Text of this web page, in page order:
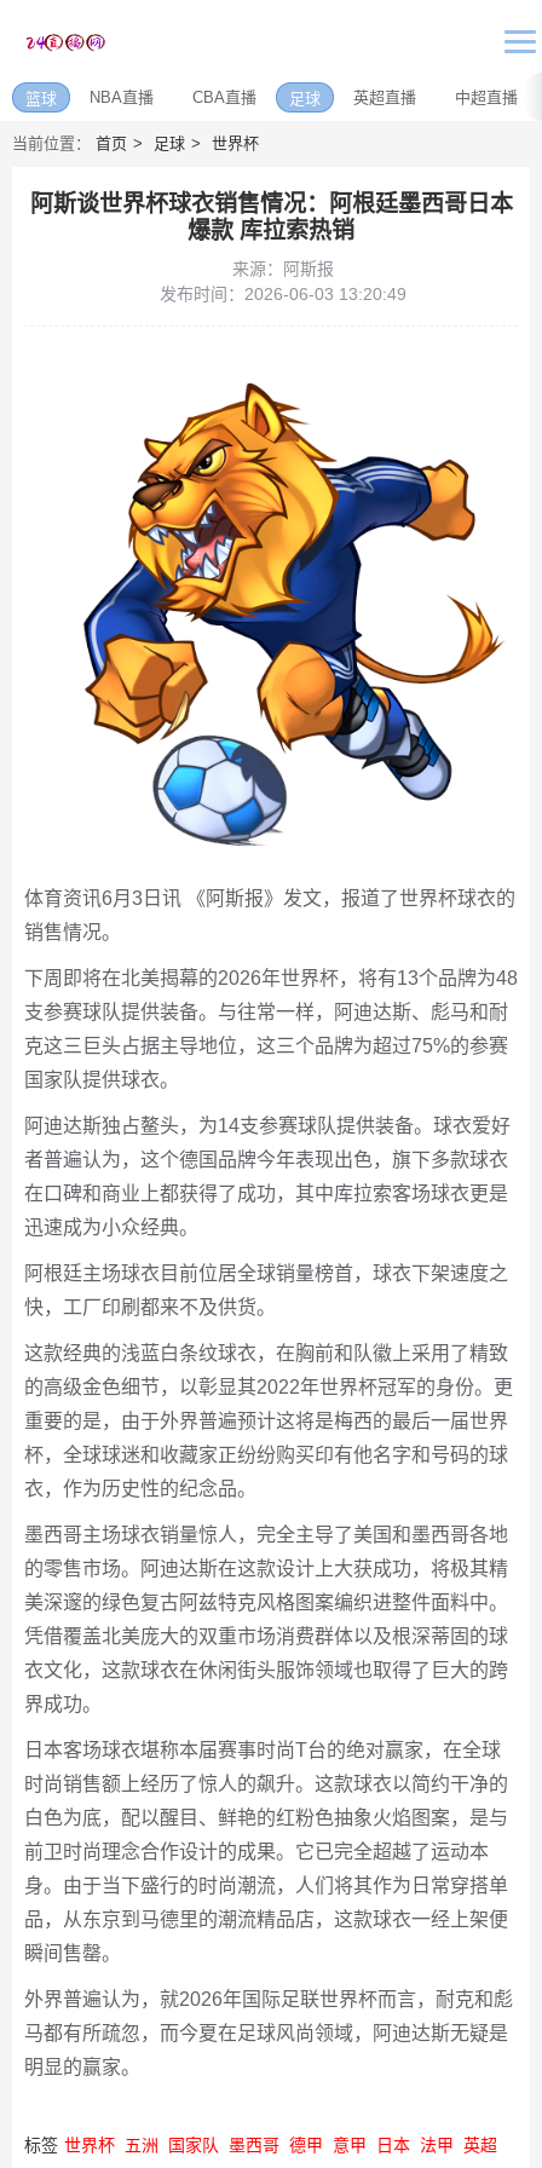
篮球 NBA直播 CBA直播 足球 英超直播 中超直播
当前位置： 首页 足球 世界杯
阿斯谈世界杯球衣销售情况：阿根廷墨西哥日本
爆款 库拉索热销
来源：阿斯报
发布时间：2026-06-03 13:20:49
体育资讯6月3日讯 《阿斯报》发文，报道了世界杯球衣的
销售情况。
下周即将在北美揭幕的2026年世界杯，将有13个品牌为48
支参赛球队提供装备。与往常一样，阿迪达斯、彪马和耐
克这三巨头占据主导地位，这三个品牌为超过75%的参赛
国家队提供球衣。
阿迪达斯独占鳌头，为14支参赛球队提供装备。球衣爱好
者普遍认为，这个德国品牌今年表现出色，旗下多款球衣
在口碑和商业上都获得了成功，其中库拉索客场球衣更是
迅速成为小众经典。
阿根廷主场球衣目前位居全球销量榜首，球衣下架速度之
快，工厂印刷都来不及供货。
这款经典的浅蓝白条纹球衣，在胸前和队徽上采用了精致
的高级金色细节，以彰显其2022年世界杯冠军的身份。更
重要的是，由于外界普遍预计这将是梅西的最后一届世界
杯，全球球迷和收藏家正纷纷购买印有他名字和号码的球
衣，作为历史性的纪念品。
墨西哥主场球衣销量惊人，完全主导了美国和墨西哥各地
的零售市场。阿迪达斯在这款设计上大获成功，将极其精
美深邃的绿色复古阿兹特克风格图案编织进整件面料中。
凭借覆盖北美庞大的双重市场消费群体以及根深蒂固的球
衣文化，这款球衣在休闲街头服饰领域也取得了巨大的跨
界成功。
日本客场球衣堪称本届赛事时尚T台的绝对赢家，在全球
时尚销售额上经历了惊人的飙升。这款球衣以简约干净的
白色为底，配以醒目、鲜艳的红粉色抽象火焰图案，是与
前卫时尚理念合作设计的成果。它已完全超越了运动本
身。由于当下盛行的时尚潮流，人们将其作为日常穿搭单
品，从东京到马德里的潮流精品店，这款球衣一经上架便
瞬间售罄。
外界普遍认为，就2026年国际足联世界杯而言，耐克和彪
马都有所疏忽，而今夏在足球风尚领域，阿迪达斯无疑是
明显的赢家。
标签 世界杯 五洲 国家队 墨西哥 德甲 意甲 日本 法甲 英超